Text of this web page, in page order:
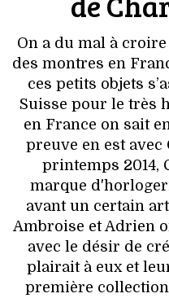
On a du mal à
des montres en
ces petits objets
Suisse pour le très
en France on sait
preuve en est avec
printemps 2014,
marque
avant un certain
Ambroise et Adrien
avec le désir de
plairait à eux et
première